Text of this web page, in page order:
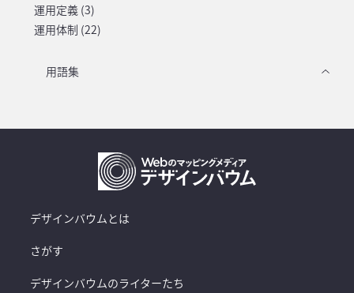
運用定義 (3)
運用体制 (22)
用語集
デザインバウムとは
さがす
デザインバウムのライターたち